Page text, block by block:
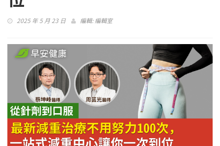
2025 年 5 月 23 日 編輯:編輯室